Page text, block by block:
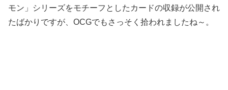
モン」シリーズをモチーフとしたカードの収録が公開され
たばかりですが、ОCGでもさっそく拾われましたね～。